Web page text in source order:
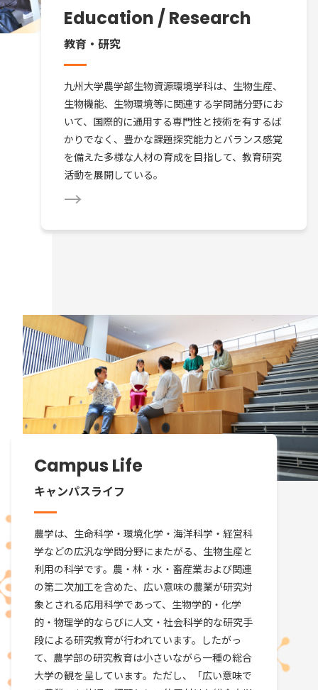
Education / Research
教育・研究
九州大学農学部生物資源環境学科は、生物生産、
生物機能、生物環境等に関連する学問諸分野にお
いて、国際的に通用する専門性と技術を有するば
かりでなく、豊かな課題探究能力とバランス感覚
を備えた多様な人材の育成を目指して、教育研究
活動を展開している。
Campus Life
キャンパスライフ
農学は、生命科学・環境化学・海洋科学・経営科
学などの広汎な学問分野にまたがる、生物生産と
利用の科学です。農・林・水・畜産業および関連
の第二次加工を含めた、広い意味の農業が研究対
象とされる応用科学であって、生物学的・化学
的・物理学的ならびに人文・社会科学的な研究手
段による研究教育が行われています。したがっ
て、農学部の研究教育は小さいながら一種の総合
大学の観を呈しています。ただし、「広い意味で